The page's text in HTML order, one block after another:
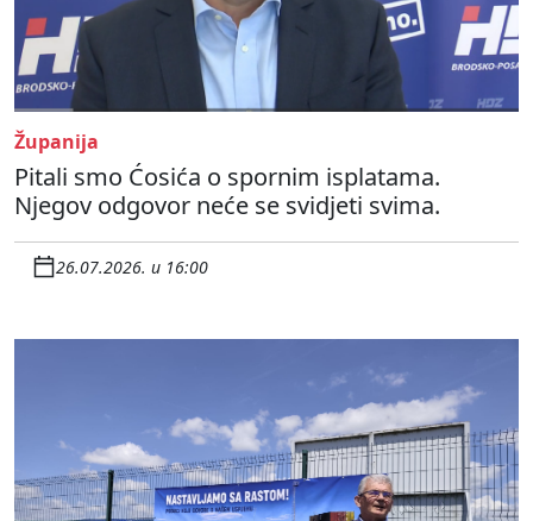
Županija
Pitali smo Ćosića o spornim isplatama.
Njegov odgovor neće se svidjeti svima.
26.07.2026. u 16:00